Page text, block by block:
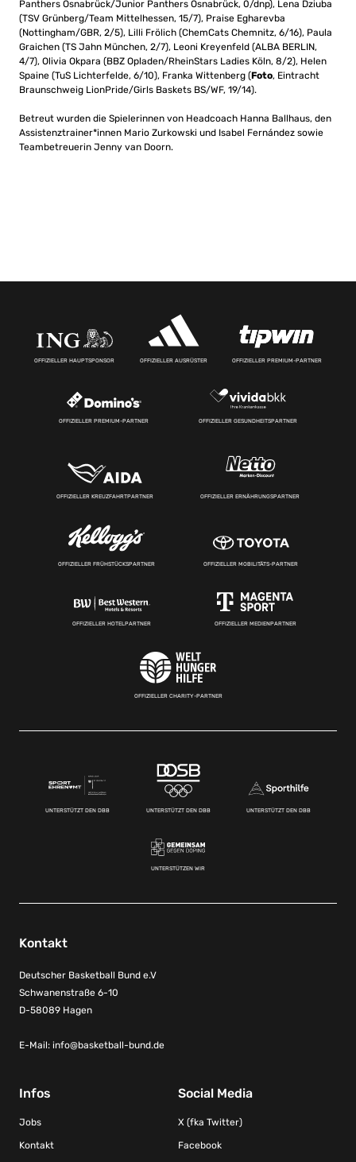
Panthers Osnabrück/Junior Panthers Osnabrück, 0/dnp), Lena Dziuba
(TSV Grünberg/Team Mittelhessen, 15/7), Praise Egharevba
(Nottingham/GBR, 2/5), Lilli Frölich (ChemCats Chemnitz, 6/16), Paula
Graichen (TS Jahn München, 2/7), Leoni Kreyenfeld (ALBA BERLIN,
4/7), Olivia Okpara (BBZ Opladen/RheinStars Ladies Köln, 8/2), Helen
Spaine (TuS Lichterfelde, 6/10), Franka Wittenberg (Foto, Eintracht
Braunschweig LionPride/Girls Baskets BS/WF, 19/14).
Betreut wurden die Spielerinnen von Headcoach Hanna Ballhaus, den
Assistenztrainer*innen Mario Zurkowski und Isabel Fernández sowie
Teambetreuerin Jenny van Doorn.
OFFIZIELLER HAUPTSPONSOR OFFIZIELLER AUSRÜSTER OFFIZIELLER PREMIUM-PARTNER
OFFIZIELLER PREMIUM-PARTNER OFFIZIELLER GESUNDHEITSPARTNER
OFFIZIELLER KREUZFAHRTPARTNER OFFIZIELLER ERNÄHRUNGSPARTNER
OFFIZIELLER FRÜHSTÜCKSPARTNER OFFIZIELLER MOBILITÄTS-PARTNER
OFFIZIELLER HOTELPARTNER OFFIZIELLER MEDIENPARTNER
OFFIZIELLER CHARITY-PARTNER
UNTERSTÜTZT DEN DBB UNTERSTÜTZT DEN DBB UNTERSTÜTZT DEN DBB
UNTERSTÜTZEN WIR
Kontakt
Deutscher Basketball Bund e.V
Schwanenstraße 6-10
D-58089 Hagen
E-Mail: info@basketball-bund.de
Infos
Jobs
Kontakt
Social Media
X (fka Twitter)
Facebook